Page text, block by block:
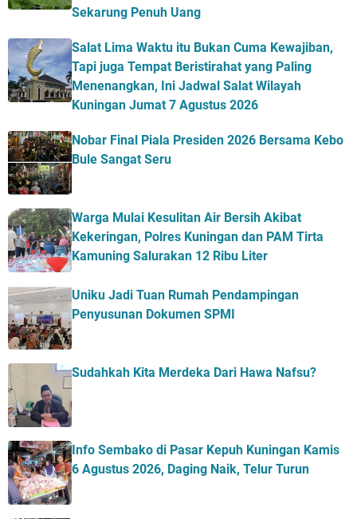
Sekarung Penuh Uang
Salat Lima Waktu itu Bukan Cuma Kewajiban,
Tapi juga Tempat Beristirahat yang Paling
Menenangkan, Ini Jadwal Salat Wilayah
Kuningan Jumat 7 Agustus 2026
Nobar Final Piala Presiden 2026 Bersama Kebo
Bule Sangat Seru
Warga Mulai Kesulitan Air Bersih Akibat
Kekeringan, Polres Kuningan dan PAM Tirta
Kamuning Salurakan 12 Ribu Liter
Uniku Jadi Tuan Rumah Pendampingan
Penyusunan Dokumen SPMI
Sudahkah Kita Merdeka Dari Hawa Nafsu?
Info Sembako di Pasar Kepuh Kuningan Kamis
6 Agustus 2026, Daging Naik, Telur Turun